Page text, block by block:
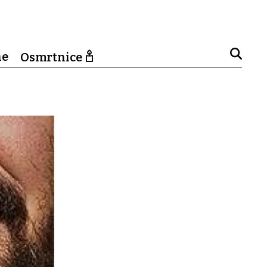
Osmrtnice